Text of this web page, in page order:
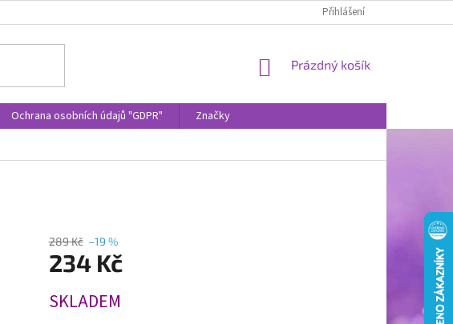
Přihlášení
NÁKUPNÍ
Prázdný košík
Ochrana osobních údajů "GDPR"
Značky
289 Kč –19 %
234 Kč
cena:
SKLADEM